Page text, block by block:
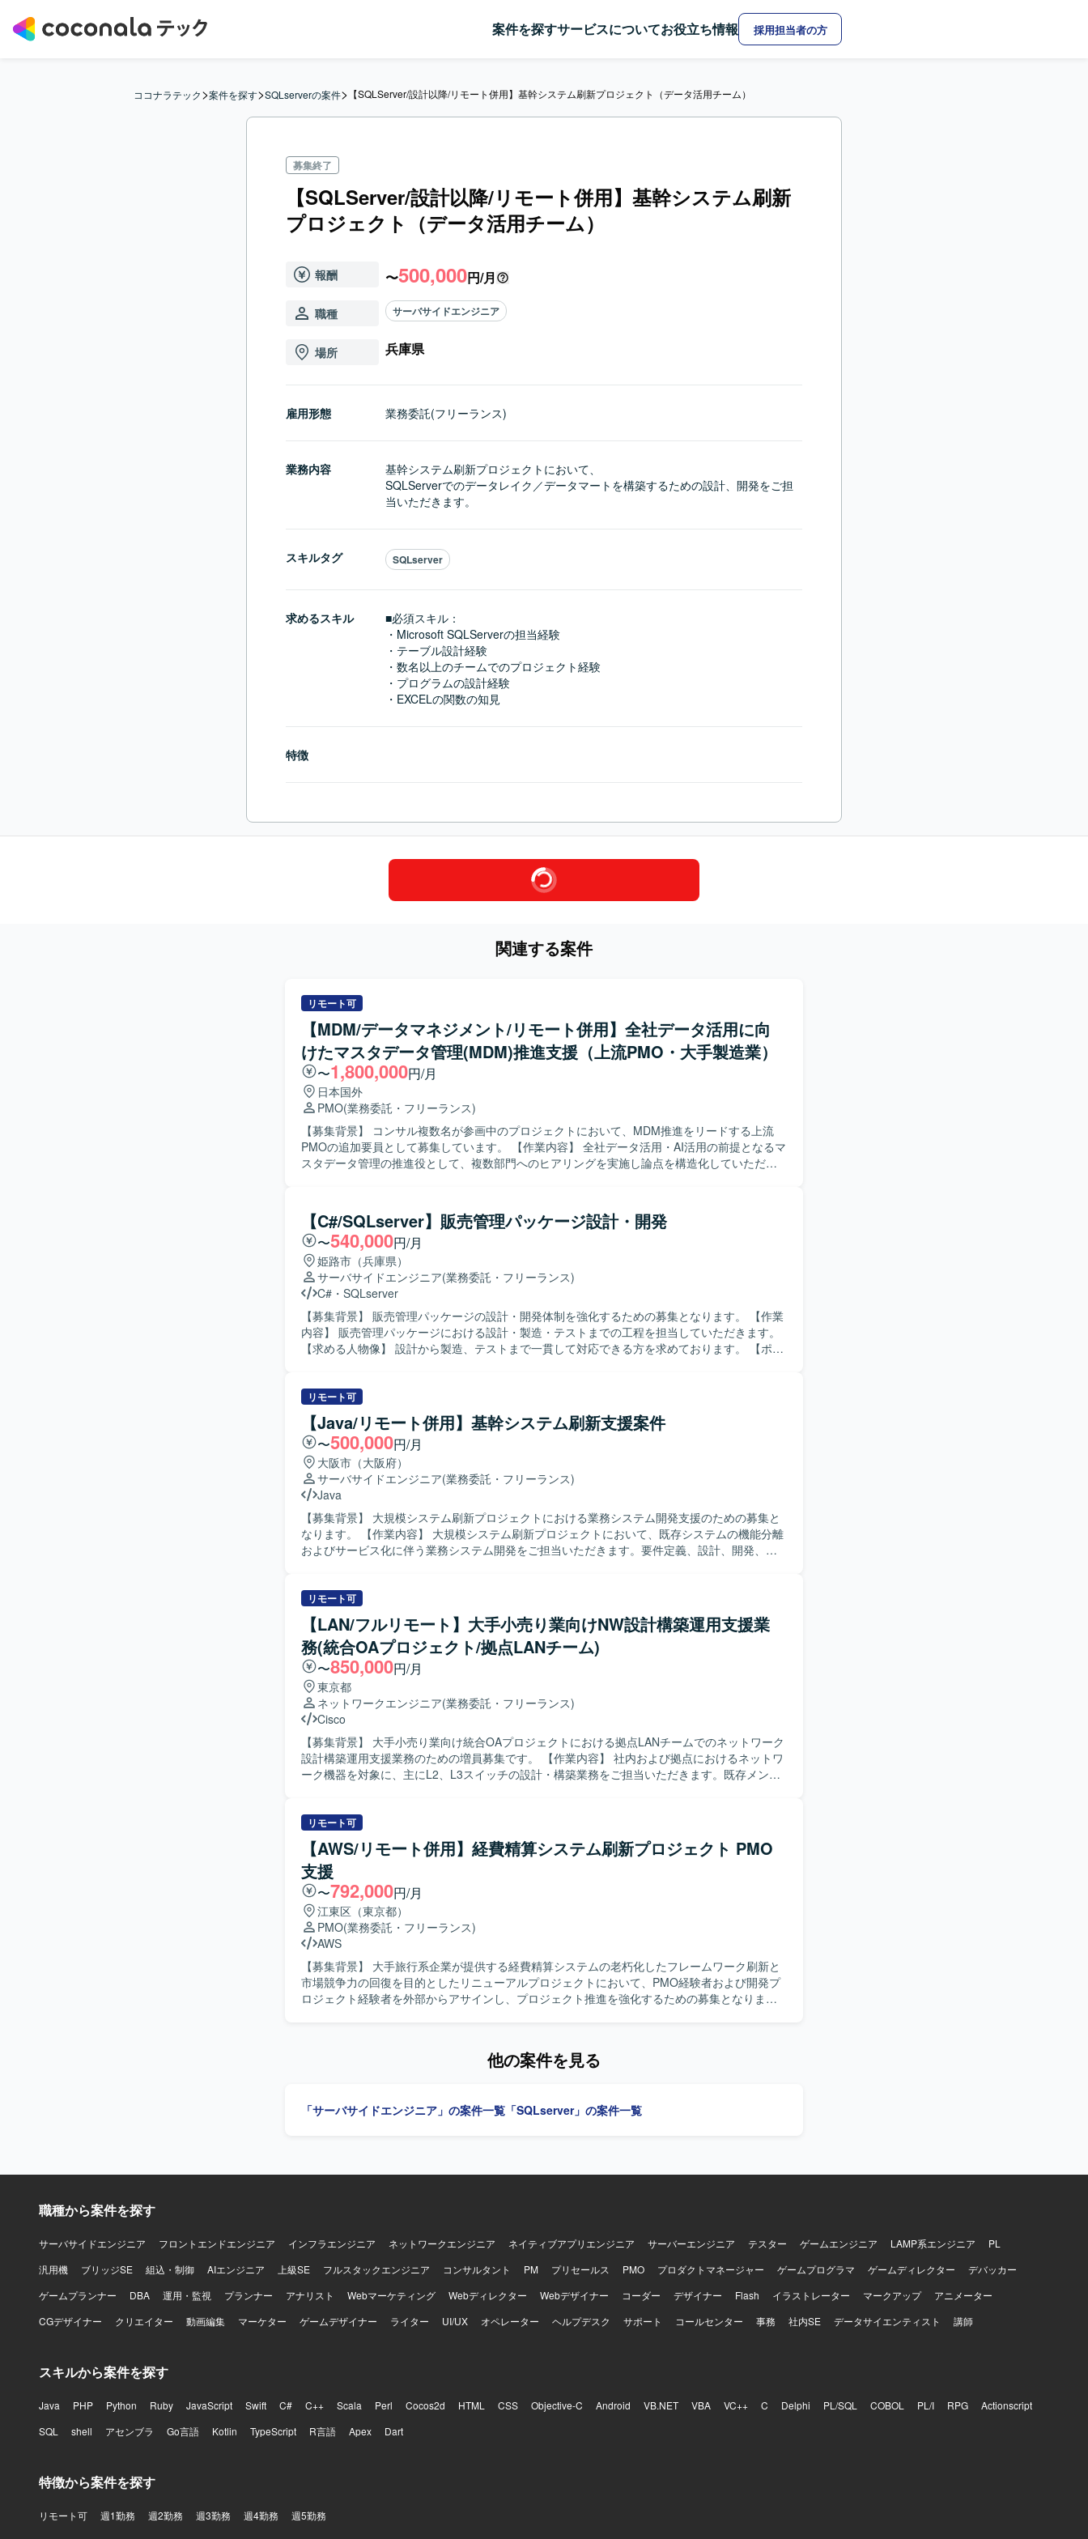
案件を探すサービスについてお役立ち情報 採用担当者の方
ココナラテック>案件を探す>SQLserverの案件> 【SQLServer/設計以降/リモート併用】基幹システム刷新プロジェクト（データ活用チーム）
募集終了
【SQLServer/設計以降/リモート併用】基幹システム刷新
プロジェクト（データ活用チーム）
報酬 〜500,000円/月
職種 サーバサイドエンジニア
場所 兵庫県
雇用形態 業務委託(フリーランス)
業務内容
基幹システム刷新プロジェクトにおいて、
SQLServerでのデータレイク／データマートを構築するための設計、開発をご担
当いただきます。
スキルタグ SQLserver
求めるスキル
■必須スキル：
・Microsoft SQLServerの担当経験
・テーブル設計経験
・数名以上のチームでのプロジェクト経験
・プログラムの設計経験
・EXCELの関数の知見
特徴
関連する案件
リモート可
【MDM/データマネジメント/リモート併用】全社データ活用に向
けたマスタデータ管理(MDM)推進支援（上流PMO・大手製造業）
〜1,800,000円/月
日本国外
PMO(業務委託・フリーランス)
【募集背景】 コンサル複数名が参画中のプロジェクトにおいて、MDM推進をリードする上流
PMOの追加要員として募集しています。 【作業内容】 全社データ活用・AI活用の前提となるマ
スタデータ管理の推進役として、複数部門へのヒアリングを実施し論点を構造化していただき
ッションのファシリテーションも行っていただきます。 【求める人物像】 多領域横断の推進体
制が未整備な状況でも、自ら主体的に関係者へ働きかけ、曖昧なテーマを整理しながら推進計
画に落とし込める方を求めています。業務とITを横断した視点を持ち、複数部門とのコミュニ
ケーションをリードできる方が望ましいです。 【ポジションの魅力】 大手製造業の全社データ
活用やAI活用の前提となるマスタデータ管理の基盤づくりに、上流PMOとして深く関与できる
ポジションです。データガバナンスやMDM領域での経験を活かしつつ、経営層とのディスカッ
ションを通じて上流工程の経験を積むことができます。 【開発環境】 MDMやデータマネジメ
ントに関する各種ツールやドキュメントを活用しながら、業務・IT横断でプロジェクトを推進
していただきます。
【C#/SQLserver】販売管理パッケージ設計・開発
〜540,000円/月
姫路市（兵庫県）
サーバサイドエンジニア(業務委託・フリーランス)
C# ・ SQLserver
【募集背景】 販売管理パッケージの設計・開発体制を強化するための募集となります。 【作業
内容】 販売管理パッケージにおける設計・製造・テストまでの工程を担当していただきます。
【求める人物像】 設計から製造、テストまで一貫して対応できる方を求めております。 【ポジ
リモート可
【Java/リモート併用】基幹システム刷新支援案件
〜500,000円/月
大阪市（大阪府）
サーバサイドエンジニア(業務委託・フリーランス)
Java
【募集背景】 大規模システム刷新プロジェクトにおける業務システム開発支援のための募集と
なります。 【作業内容】 大規模システム刷新プロジェクトにおいて、既存システムの機能分離
およびサービス化に伴う業務システム開発をご担当いただきます。要件定義、設計、開発、テ
画し、品質向上や生産性向上に向けた取り組みにも前向きに関わっていただける方が望ましい
です。 【ポジションの魅力】 大規模システム刷新プロジェクトに長期的に携わることで、要件
定義からテストまで一連の工程を通じた開発経験を積むことができます。既存システムの機能
分離やサービス化といったモダナイゼーションに関わることで、設計力や技術調査力、課題解
決力を高めていただけます。 【開発環境】 Javaを用いたWebアプリケーション開発環境を想定
した業務となります。
リモート可
【LAN/フルリモート】大手小売り業向けNW設計構築運用支援業
務(統合OAプロジェクト/拠点LANチーム)
〜850,000円/月
東京都
ネットワークエンジニア(業務委託・フリーランス)
Cisco
【募集背景】 大手小売り業向け統合OAプロジェクトにおける拠点LANチームでのネットワーク
設計構築運用支援業務のための増員募集です。 【作業内容】 社内および拠点におけるネットワ
ーク機器を対象に、主にL2、L3スイッチの設計・構築業務をご担当いただきます。既存メンバ
相ができ、関係チームを巻き込んだ調整を粘り強く進められる方を求めています。手順や設計
内容をドキュメントとして整理し、分かりやすく説明することが得意な方が望ましいです。
【ポジションの魅力】 大規模小売業の拠点ネットワークに長期的に関わることで、拠点系LAN
の設計から構築、運用立ち上げまで一連の工程を経験することができます。既存メンバーのサ
ポートを受けながら、ネットワークエンジニアとしてのスキルをさらに高められる環境です。
【開発環境】 NEC製L2、L3スイッチを中心としたネットワーク機器環境です。
リモート可
【AWS/リモート併用】経費精算システム刷新プロジェクト PMO
支援
〜792,000円/月
江東区（東京都）
PMO(業務委託・フリーランス)
AWS
【募集背景】 大手旅行系企業が提供する経費精算システムの老朽化したフレームワーク刷新と
市場競争力の回復を目的としたリニューアルプロジェクトにおいて、PMO経験者および開発プ
ロジェクト経験者を外部からアサインし、プロジェクト推進を強化するための募集となりま
移行計画策定を支援していただきます。また、先方PMO担当者へのPMO業務の伴走および育成
らの要望を的確に整理し、全体構想としてまとめられる方が望ましいです。答えが明確でない
力】 大手企業の基幹的な経費精算システム刷新プロジェクトにPMOとして参画し、業務要件チ
組織力強化にも貢献していただけます。 【開発環境】 経費精算システムのリニューアルにあた
システムの活用が想定されています。
他の案件を見る
「サーバサイドエンジニア」の案件一覧 「SQLserver」の案件一覧
職種から案件を探す
サーバサイドエンジニア フロントエンドエンジニア インフラエンジニア ネットワークエンジニア ネイティブアプリエンジニア サーバーエンジニア テスター ゲームエンジニア LAMP系エンジニア
PL
汎用機
ブリッジSE 組込・制御 AIエンジニア 上級SE フルスタックエンジニア コンサルタント PM プリセールス PMO プロダクトマネージャー ゲームプログラマ ゲームディレクター
デバッカー
ゲームプランナー
DBA 運用・監視 プランナー アナリスト Webマーケティング Webディレクター Webデザイナー コーダー デザイナー Flash イラストレーター マークアップ
アニメーター
CGデザイナー
クリエイター 動画編集 マーケター ゲームデザイナー ライター UI/UX オペレーター ヘルプデスク サポート コールセンター 事務 社内SE データサイエンティスト 講師
スキルから案件を探す
Java PHP Python Ruby JavaScript Swift C# C++ Scala Perl Cocos2d HTML CSS Objective-C Android VB.NET VBA VC++ C Delphi PL/SQL COBOL PL/I RPG
Actionscript
SQL
shell アセンブラ Go言語 Kotlin TypeScript R言語 Apex Dart
特徴から案件を探す
リモート可 週1勤務 週2勤務 週3勤務 週4勤務 週5勤務